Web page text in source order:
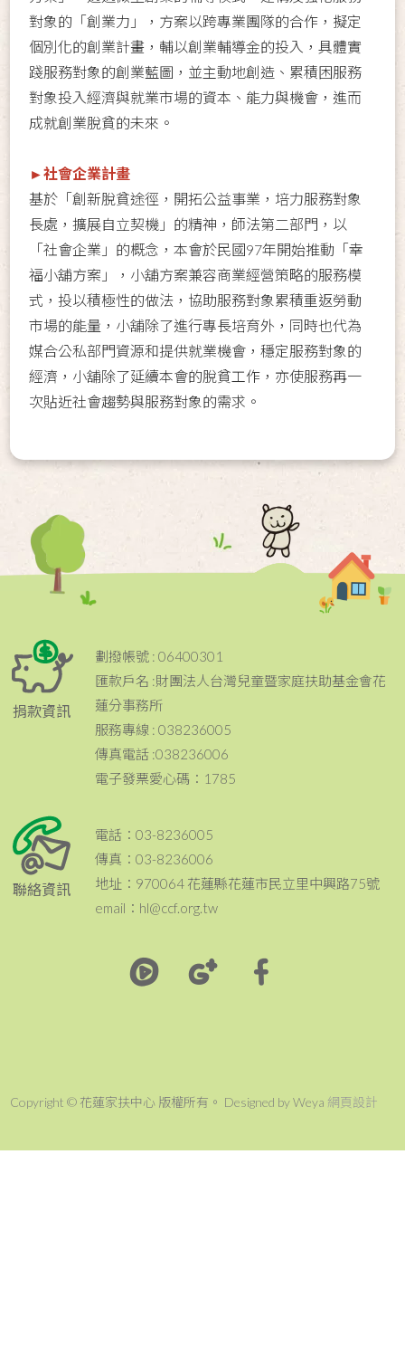
對象的「創業力」，方案以跨專業團隊的合作，擬定
個別化的創業計畫，輔以創業輔導金的投入，具體實
踐服務對象的創業藍圖，並主動地創造、累積困服務
對象投入經濟與就業市場的資本、能力與機會，進而
成就創業脫貧的未來。
►社會企業計畫
基於「創新脫貧途徑，開拓公益事業，培力服務對象
長處，擴展自立契機」的精神，師法第二部門，以
「社會企業」的概念，本會於民國97年開始推動「幸
福小舖方案」，小舖方案兼容商業經營策略的服務模
式，投以積極性的做法，協助服務對象累積重返勞動
市場的能量，小舖除了進行專長培育外，同時也代為
媒合公私部門資源和提供就業機會，穩定服務對象的
經濟，小舖除了延續本會的脫貧工作，亦使服務再一
次貼近社會趨勢與服務對象的需求。
捐款資訊
劃撥帳號 : 06400301
匯款戶名 :財團法人台灣兒童暨家庭扶助基金會花
蓮分事務所
服務專線 : 038236005
傳真電話 :038236006
電子發票愛心碼：1785
聯絡資訊
電話：03-8236005
傳真：03-8236006
地址：970064 花蓮縣花蓮市民立里中興路75號
email：hl@ccf.org.tw
Copyright © 花蓮家扶中心 版權所有。 Designed by Weya 網頁設計